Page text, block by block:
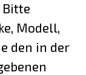
Bitte
Modell,
den in der